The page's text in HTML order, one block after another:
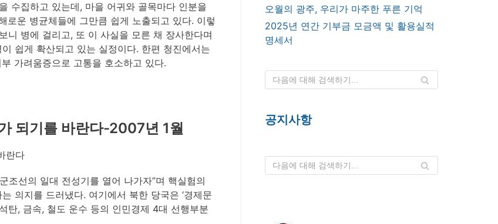
수집하고 있는데, 마을 어귀와 골목마다 인분을
로운 병균체들에 그만큼 쉽게 노출되고 있다. 이렇
니 병에 걸리고, 또 이 사실을 모른 채 장사한다며
쉽게 확산되고 있는 실정이다. 한편 청진에서는
가려움증으로 고통을 호소하고 있다.
되기를 바란다-2007년 1월
란다
조선의 일대 전성기를 열어 나가자”며 핵실험의
의지를 드러냈다. 여기에서 북한 당국은 ‘경제문
탄, 금속, 철도 운수 등의 인민경제 4대 선행부분
오월의 광주, 우리가 마주한 푸른 기억
2025년 연간 기부금 모금액 및 활용실적
명세서
공지사항